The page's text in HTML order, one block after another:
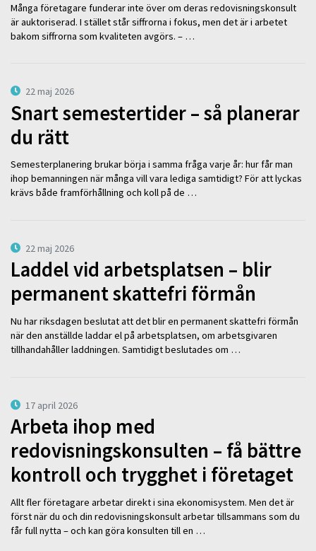
Många företagare funderar inte över om deras redovisningskonsult
är auktoriserad. I stället står siffrorna i fokus, men det är i arbetet
bakom siffrorna som kvaliteten avgörs. – …
22 maj 2026
Snart semestertider – så planerar
du rätt
Semesterplanering brukar börja i samma fråga varje år: hur får man
ihop bemanningen när många vill vara lediga samtidigt? För att lyckas
krävs både framförhållning och koll på de …
22 maj 2026
Laddel vid arbetsplatsen – blir
permanent skattefri förmån
Nu har riksdagen beslutat att det blir en permanent skattefri förmån
när den anställde laddar el på arbetsplatsen, om arbetsgivaren
tillhandahåller laddningen. Samtidigt beslutades om …
17 april 2026
Arbeta ihop med
redovisningskonsulten – få bättre
kontroll och trygghet i företaget
Allt fler företagare arbetar direkt i sina ekonomisystem. Men det är
först när du och din redovisningskonsult arbetar tillsammans som du
får full nytta – och kan göra konsulten till en …